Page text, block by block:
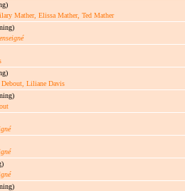
Mather, Elissa Mather, Ted Mather
Debout, Liliane Davis